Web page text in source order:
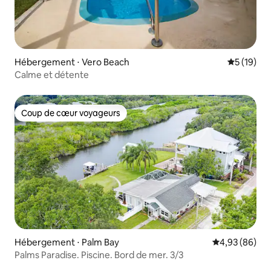
Hébergement ⋅ Vero Beach
5 (19)
Calme et détente
Coup de cœur voyageurs
Coup de cœur voyageurs
Hébergement ⋅ Palm Bay Évaluation
4,93 (86)
Palms Paradise. Piscine. Bord de mer. 3/3